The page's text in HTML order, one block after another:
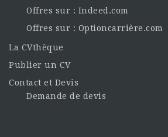
Offres sur : Indeed.com
Offres sur : Optioncarrière.com
La CVthèque
Publier un CV
Contact et Devis
Demande de devis